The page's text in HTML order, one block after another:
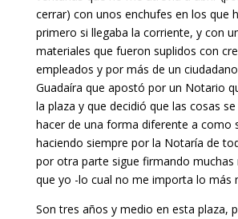
cerrar) con unos enchufes en los que
primero si llegaba la corriente, y con
materiales que fueron suplidos con
empleados y por más de un
Guadaíra que apostó por un Notario
la plaza y que decidió que las cosas
hacer de una forma diferente a como
haciendo siempre por la Notaría de
por otra parte sigue firmando muchas
que yo -lo cual no me importa lo más
Son tres años y medio en esta plaza,